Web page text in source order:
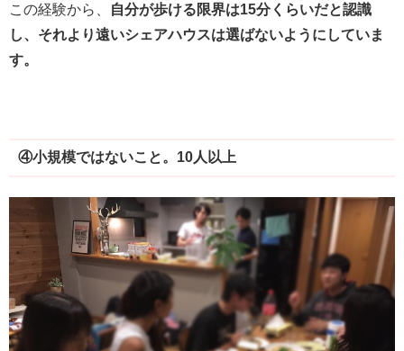
この経験から、
自分が歩ける限界は15分くらいだと認識
し、それより遠いシェアハウスは選ばないようにしていま
す。
④小規模ではないこと。10人以上